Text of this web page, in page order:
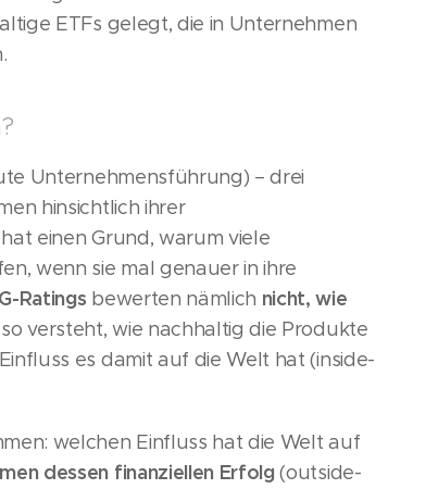
ETFs gelegt, die in Unternehmen
Unternehmensführung) – drei
hinsichtlich ihrer
einen Grund, warum viele
wenn sie mal genauer in ihre
Ratings bewerten nämlich nicht, wie
versteht, wie nachhaltig die Produkte
es damit auf die Welt hat (inside-
welchen Einfluss hat die Welt auf
dessen finanziellen Erfolg(outside-